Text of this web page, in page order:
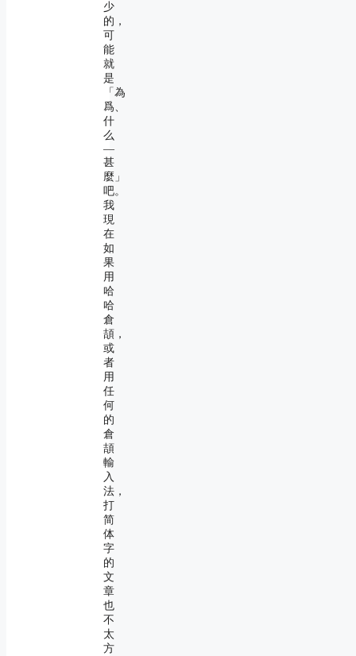
少
的，
可
能
就
是
「為
爲、
什
么
―
甚
麼」
吧。
我
現
在
如
果
用
哈
哈
倉
頡，
或
者
用
任
何
的
倉
頡
輸
入
法，
打
简
体
字
的
文
章
也
不
太
方